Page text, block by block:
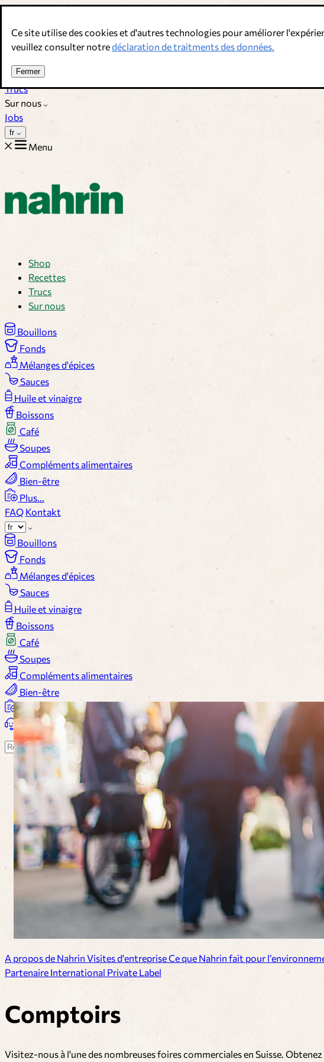
Ce site utilise des cookies et d'autres technologies pour améliorer
veuillez consulter notredéclaration de traitments des données.
Fermer
Bouillons, épices & compléments alimentaires. Qualité suisse.
Recettes
Trucs
Sur nous
Jobs
fr
Menu
Shop
Recettes
Trucs
Sur nous
Bouillons
Fonds
Mélanges d'épices
Sauces
Huile et vinaigre
Boissons
Café
Soupes
Compléments alimentaires
Bien-être
Plus...
FAQ Kontakt
Bouillons
Fonds
Mélanges d'épices
Sauces
Huile et vinaigre
Boissons
Café
Soupes
Compléments alimentaires
Bien-être
Plus...
Panier
Suchen
A propos de Nahrin Visites d'entrepriseCe que Nahrin fait pour
Partenaire International Private Label
Comptoirs
Visitez-nous à l'une des nombreuses foires commerciales en Suisse.